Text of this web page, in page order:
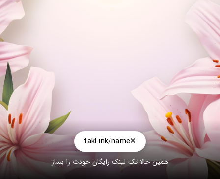
takl.ink/name
همین حالا تک لینک رایگان خودت را بساز